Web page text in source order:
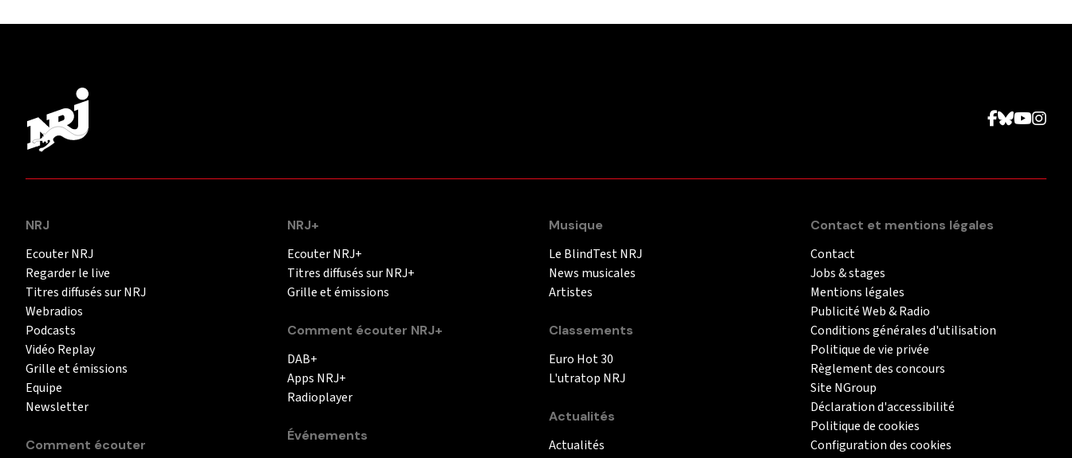
NRJ
Ecouter NRJ
Regarder le live
Titres diffusés sur NRJ
Webradios
Podcasts
Vidéo Replay
Grille et émissions
Equipe
Newsletter
Comment écouter
NRJ+
Ecouter NRJ+
Titres diffusés sur NRJ+
Grille et émissions
Comment écouter NRJ+
DAB+
Apps NRJ+
Radioplayer
Événements
Musique
Le BlindTest NRJ
News musicales
Artistes
Classements
Euro Hot 30
L'utratop NRJ
Actualités
Actualités
Contact et mentions légales
Contact
Jobs & stages
Mentions légales
Publicité Web & Radio
Conditions générales d'utilisation
Politique de vie privée
Règlement des concours
Site NGroup
Déclaration d'accessibilité
Politique de cookies
Configuration des cookies